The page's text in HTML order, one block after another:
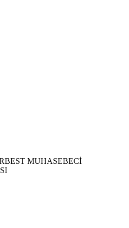
MUHASEBECİ